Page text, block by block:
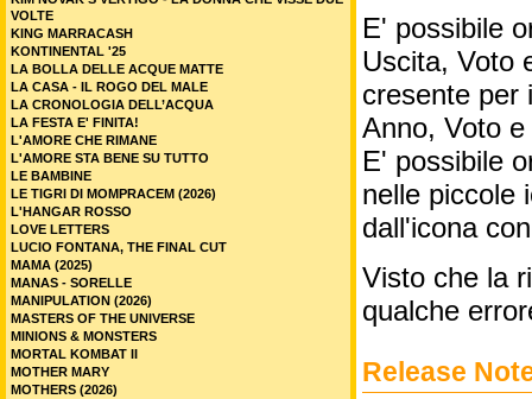
E' possibile
Uscita, Voto
cresente per
Anno, Voto
E' possibile
nelle piccole
dall'icona
Visto che la
qualche
Release
VOLTE
KING MARRACASH
KONTINENTAL '25
LA BOLLA DELLE ACQUE MATTE
LA CASA - IL ROGO DEL MALE
LA CRONOLOGIA DELL’ACQUA
LA FESTA E' FINITA!
L'AMORE CHE RIMANE
L'AMORE STA BENE SU TUTTO
LE BAMBINE
LE TIGRI DI MOMPRACEM (2026)
L'HANGAR ROSSO
LOVE LETTERS
LUCIO FONTANA, THE FINAL CUT
MAMA (2025)
MANAS - SORELLE
MANIPULATION (2026)
MASTERS OF THE UNIVERSE
MINIONS & MONSTERS
MORTAL KOMBAT II
MOTHER MARY
MOTHERS (2026)